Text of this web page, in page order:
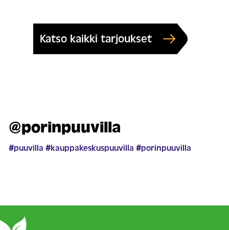
Katso kaikki tarjoukset
@porinpuuvilla
#puuvilla #kauppakeskuspuuvilla #porinpuuvilla